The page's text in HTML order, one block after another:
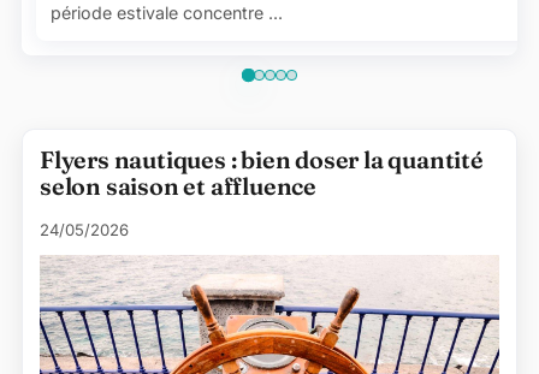
période estivale concentre ...
Articles de la catégorie
Flyers nautiques : bien doser la quantité
selon saison et affluence
24/05/2026